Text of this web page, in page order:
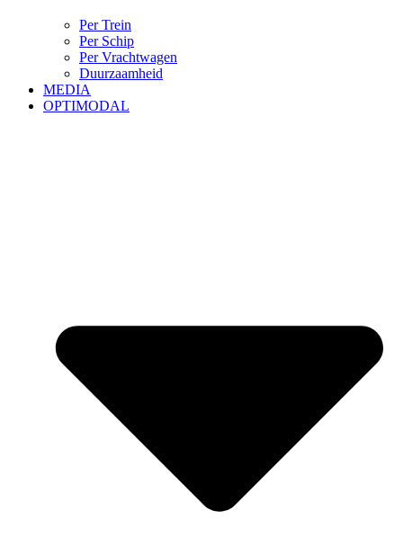
Per Trein
Per Schip
Per Vrachtwagen
Duurzaamheid
MEDIA
OPTIMODAL